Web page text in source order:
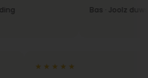
Bas · Joolz
★★★★★